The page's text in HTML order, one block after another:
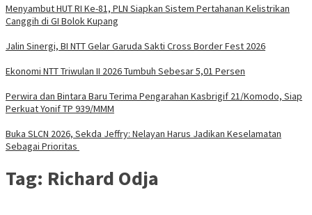
Menyambut HUT RI Ke-81, PLN Siapkan Sistem Pertahanan Kelistrikan
Canggih di GI Bolok Kupang
Jalin Sinergi, BI NTT Gelar Garuda Sakti Cross Border Fest 2026
Ekonomi NTT Triwulan II 2026 Tumbuh Sebesar 5,01 Persen
Perwira dan Bintara Baru Terima Pengarahan Kasbrigif 21/Komodo, Siap
Perkuat Yonif TP 939/MMM
Buka SLCN 2026, Sekda Jeffry: Nelayan Harus Jadikan Keselamatan
Sebagai Prioritas
Tag: Richard Odja